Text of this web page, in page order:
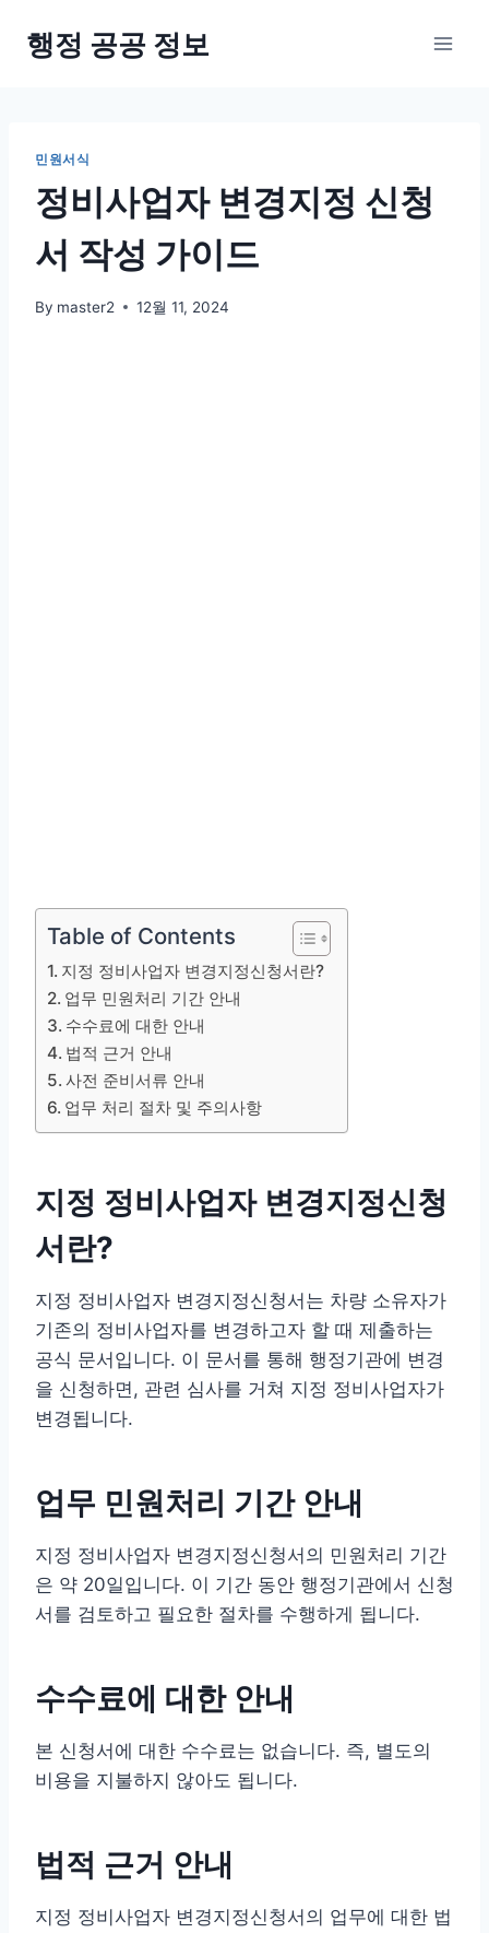
행정 공공 정보
민원서식
정비사업자 변경지정 신청
서 작성 가이드
By master2 12월 11, 2024
Table of Contents
지정 정비사업자 변경지정신청서란?
업무 민원처리 기간 안내
수수료에 대한 안내
법적 근거 안내
사전 준비서류 안내
업무 처리 절차 및 주의사항
지정 정비사업자 변경지정신청
서란?
지정 정비사업자 변경지정신청서는 차량 소유자가
기존의 정비사업자를 변경하고자 할 때 제출하는
공식 문서입니다. 이 문서를 통해 행정기관에 변경
을 신청하면, 관련 심사를 거쳐 지정 정비사업자가
변경됩니다.
업무 민원처리 기간 안내
지정 정비사업자 변경지정신청서의 민원처리 기간
은 약 20일입니다. 이 기간 동안 행정기관에서 신청
서를 검토하고 필요한 절차를 수행하게 됩니다.
수수료에 대한 안내
본 신청서에 대한 수수료는 없습니다. 즉, 별도의
비용을 지불하지 않아도 됩니다.
법적 근거 안내
지정 정비사업자 변경지정신청서의 업무에 대한 법